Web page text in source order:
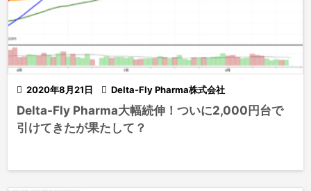
 2020年8月21日  Delta-Fly Pharma株式会社
Delta-Fly Pharma大幅続伸！ついに2,000円台で
引けてきたが果たして？